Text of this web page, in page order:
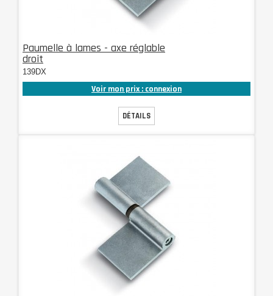
Paumelle à lames - axe réglable
droit
139DX
Voir mon prix : connexion
DÉTAILS